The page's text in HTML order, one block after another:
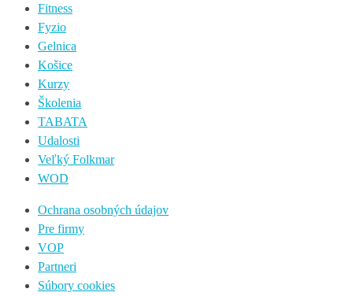
Fitness
Fyzio
Gelnica
Košice
Kurzy
Školenia
TABATA
Udalosti
Veľký Folkmar
WOD
Ochrana osobných údajov
Pre firmy
VOP
Partneri
Súbory cookies